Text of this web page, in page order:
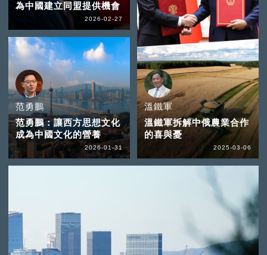
為中國建立同盟提供機會
2026-02-27
范勇鵬
范勇鵬：讓西方思想文化
成為中國文化的營養
2026-01-31
溫鐵軍
溫鐵軍拆解中俄農業合作
的喜與憂
2025-03-06